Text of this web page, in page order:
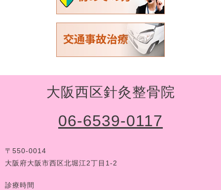
大阪西区針灸整骨院
06-6539-0117
〒550-0014
大阪府大阪市西区北堀江2丁目1-2
診療時間